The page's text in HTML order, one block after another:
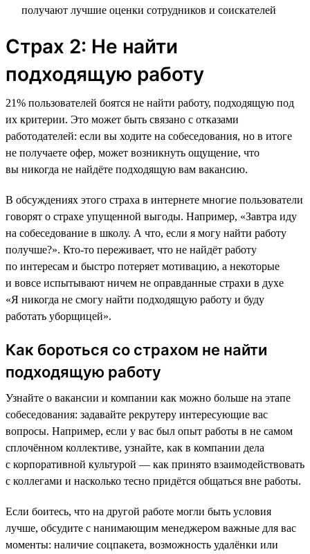
получают лучшие оценки сотрудников и соискателей
Страх 2: Не найти
подходящую работу
21% пользователей боятся не найти работу, подходящую под
их критерии. Это может быть связано с отказами
работодателей: если вы ходите на собеседования, но в итоге
не получаете офер, может возникнуть ощущение, что
вы никогда не найдёте подходящую вам вакансию.
В обсуждениях этого страха в интернете многие пользователи
говорят о страхе упущенной выгоды. Например, «Завтра иду
на собеседование в школу. А что, если я могу найти работу
получше?». Кто-то переживает, что не найдёт работу
по интересам и быстро потеряет мотивацию, а некоторые
и вовсе испытывают ничем не оправданные страхи в духе
«Я никогда не смогу найти подходящую работу и буду
работать уборщицей».
Как бороться со страхом не найти
подходящую работу
Узнайте о вакансии и компании как можно больше на этапе
собеседования: задавайте рекрутеру интересующие вас
вопросы. Например, если у вас был опыт работы в не самом
сплочённом коллективе, узнайте, как в компании дела
с корпоративной культурой — как принято взаимодействовать
с коллегами и насколько тесно придётся общаться вне работы.
Если боитесь, что на другой работе могли быть условия
лучше, обсудите с нанимающим менеджером важные для вас
моменты: наличие соцпакета, возможность удалёнки или